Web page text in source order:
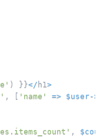
) }}</ h1>
, [ 'name' => $user->
,